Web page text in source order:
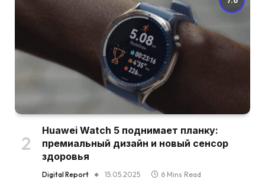
Huawei Watch 5 поднимает планку:
премиальный дизайн и новый сенсор
здоровья
Digital Report 15.05.2025 6 Mins Read